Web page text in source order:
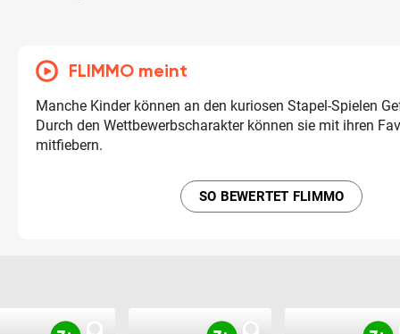
FLIMMO meint
Manche Kinder können an den kuriosen Stapel-Spielen
Durch den Wettbewerbscharakter können sie mit ihren
mitfiebern.
SO BEWERTET FLIMMO